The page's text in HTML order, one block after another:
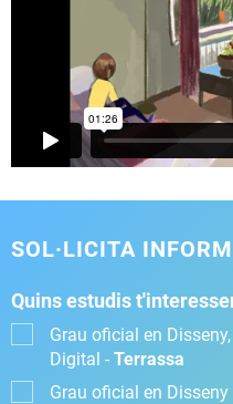
SOL·LICITA
Quins estudis
Grau oficial en
Digital - Terrassa
Grau oficial en